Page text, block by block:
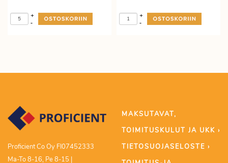
-
+
-
+
Proficient Co Oy FI07452333
Ma-To 8-16, Pe 8-15 |
MAKSUTAVAT,
TOIMITUSKULUT JA UKK ›
TIETOSUOJASELOSTE ›